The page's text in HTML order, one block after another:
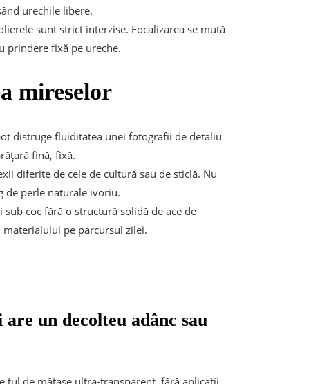
urechile libere.
sunt strict interzise. Focalizarea se mută
prindere fixă pe ureche.
mireselor
distruge fluiditatea unei fotografii de detaliu
fină, fixă.
diferite de cele de cultură sau de sticlă. Nu
de perle naturale ivoriu.
sub coc fără o structură solidă de ace de
materialului pe parcursul zilei.
un decolteu adânc sau
de mătase ultra-transparent, fără aplicații,